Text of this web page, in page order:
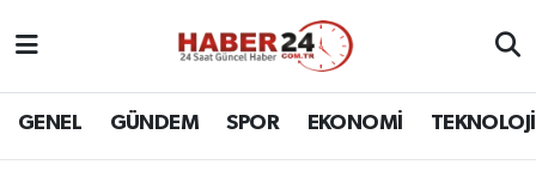
GENEL GÜNDEM SPOR EKONOMİ TEKNOLOJİ
Nöbetçi Eczaneler